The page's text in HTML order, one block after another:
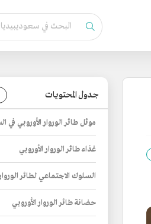
جدول المحتويات
موئل طائر الوروار الأوروبي في
غذاء طائر الوروار الأوروبي
السلوك الاجتماعي لطائر
حضانة طائر الوروار الأوروبي